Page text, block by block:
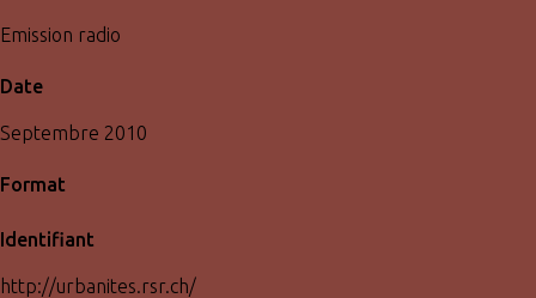
Emission radio
Date
Septembre 2010
Format
Identifiant
http://urbanites.rsr.ch/